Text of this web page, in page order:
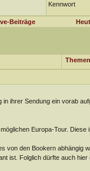
Kennwort
Beiträge
ihrer Sendung ein vorab
Europa-Tour. Diese
von den Bookern abhängig
ist. Folglich dürfte auch